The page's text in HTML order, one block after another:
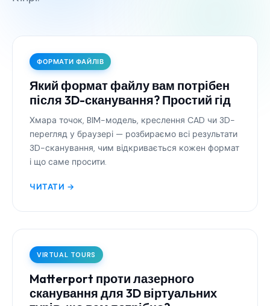
ФОРМАТИ ФАЙЛІВ
Який формат файлу вам потрібен
після 3D-сканування? Простий гід
Хмара точок, BIM-модель, креслення CAD чи 3D-
перегляд у браузері — розбираємо всі результати
3D-сканування, чим відкривається кожен формат
і що саме просити.
ЧИТАТИ →
VIRTUAL TOURS
Matterport проти лазерного
сканування для 3D віртуальних